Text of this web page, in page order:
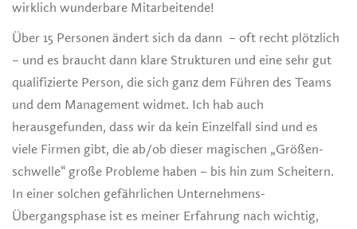
wirklich wunderbare Mitarbeitende!
Über 15 Personen ändert sich da dann – oft recht plötzlich
– und es braucht dann klare Strukturen und eine sehr gut
qualifizierte Person, die sich ganz dem Führen des Teams
und dem Management widmet. Ich hab auch
herausgefunden, dass wir da kein Einzelfall sind und es
viele Firmen gibt, die ab/ob dieser magischen „Größen-
schwelle“ große Probleme haben – bis hin zum Scheitern.
In einer solchen gefährlichen Unternehmens-
Übergangsphase ist es meiner Erfahrung nach wichtig,